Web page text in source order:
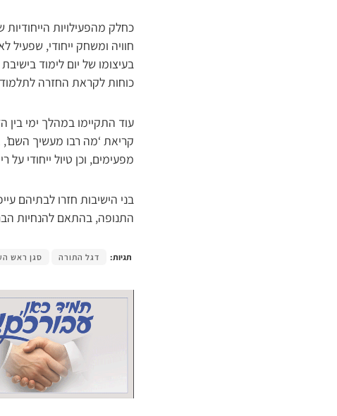
כחלק מהפעילויות
חוויה ומשחק ייחודי, שפעיל
בעיצומו של יום לימוד
כוחות לקראת החזרה
עוד התקיימו במהלך ימי
קריאת ‘מה רבו מעשיך השם’,
מפעימים, וכן טיול ייחודי
בני הישיבות חזרו לבתיהם
התנופה, בהתאם להנחיות
תגיות: דגל התורה סגן ראש